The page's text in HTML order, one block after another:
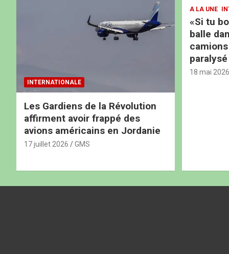
INTERNATIONALE
Les Gardiens de la Révolution
affirment avoir frappé des
avions américains en Jordanie
17 juillet 2026 GMS
A LA UNE
«Si tu
balle
18 mai 2026